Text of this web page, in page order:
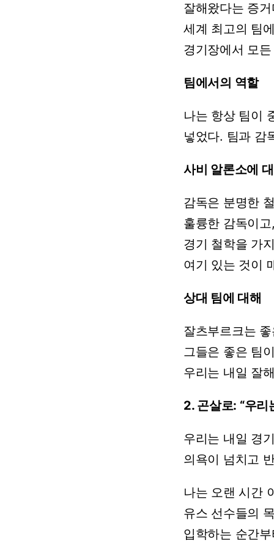
잘해왔다는 증
세계 최고의 팀
경기장에서 모든
팀에서의 역할
나는 항상 팀이
넣었다. 팀과 감
사비 알론소에
감독은 분명한
훌륭한 감독이
경기 철학을 가
여기 있는 것이
상대 팀에 대해
잘츠부르크는
그들은 좋은 팀
우리는 내일 잘
2. 곤살로: “우리
우리는 내일 경
의욕이 넘치고
나는 오랜 시간
유스 선수들의
입학하는 순간